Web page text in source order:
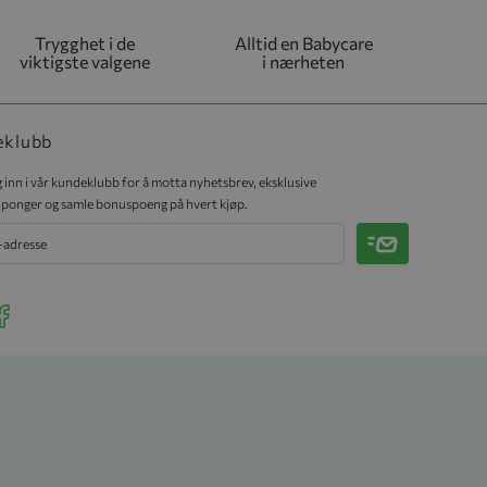
Trygghet i de
viktigste valgene
Alltid en Babycare
i nærheten
inn i vår kundeklubb for å motta nyhetsbrev, eksklusive
og samle bonuspoeng på hvert kjøp.
Meld på
our Facebook